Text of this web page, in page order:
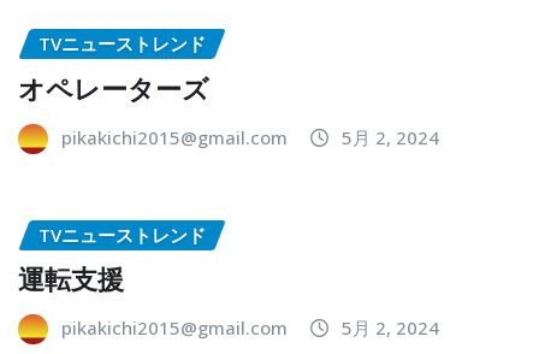
TVニューストレンド
オペレーターズ
pikakichi2015@gmail.com 5月 2, 2024
TVニューストレンド
運転支援
pikakichi2015@gmail.com 5月 2, 2024